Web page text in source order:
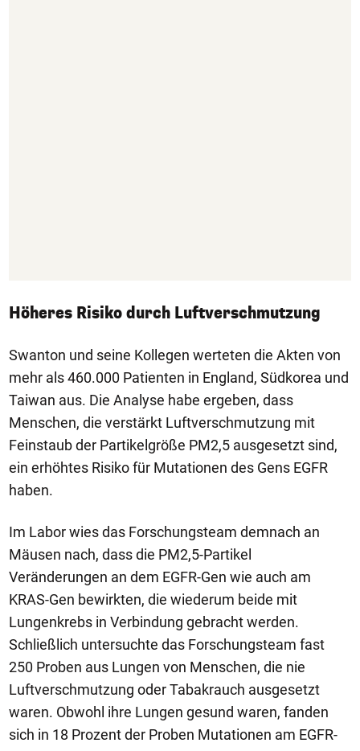
Höheres Risiko durch Luftverschmutzung
Swanton und seine Kollegen werteten die Akten von
mehr als 460.000 Patienten in England, Südkorea und
Taiwan aus. Die Analyse habe ergeben, dass
Menschen, die verstärkt Luftverschmutzung mit
Feinstaub der Partikelgröße PM2,5 ausgesetzt sind,
ein erhöhtes Risiko für Mutationen des Gens EGFR
haben.
Im Labor wies das Forschungsteam demnach an
Mäusen nach, dass die PM2,5-Partikel
Veränderungen an dem EGFR-Gen wie auch am
KRAS-Gen bewirkten, die wiederum beide mit
Lungenkrebs in Verbindung gebracht werden.
Schließlich untersuchte das Forschungsteam fast
250 Proben aus Lungen von Menschen, die nie
Luftverschmutzung oder Tabakrauch ausgesetzt
waren. Obwohl ihre Lungen gesund waren, fanden
sich in 18 Prozent der Proben Mutationen am EGFR-